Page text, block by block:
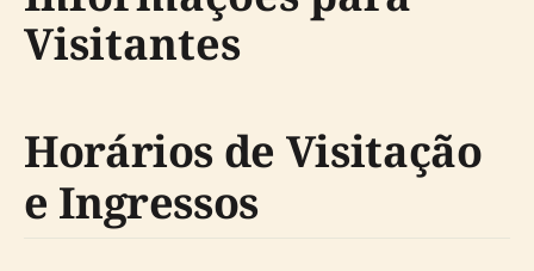
Visitantes
Horários de Visitação
e Ingressos